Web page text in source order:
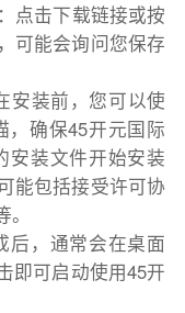
：点击下载链接或按
可能会询问您保存
安装前，您可以使
，确保45开元国际
安装文件开始安装
能包括接受许可协
后，通常会在桌面
即可启动使用45开